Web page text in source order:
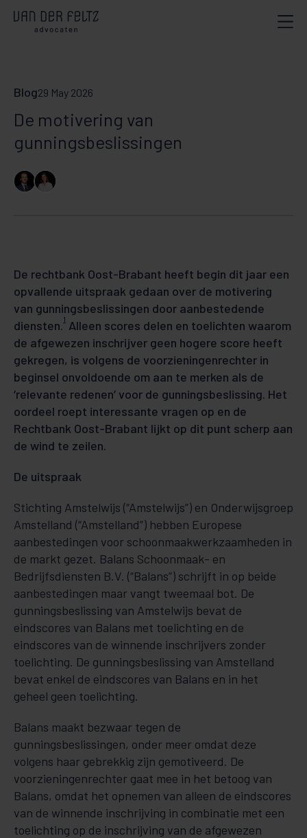
Blog29 May 2026
De motivering van
gunningsbeslissingen
De rechtbank Oost-Brabant heeft begin dit jaar een
opvallende uitspraak gedaan over de motivering
van gunningsbeslissingen door aanbestedende
diensten.1 Alleen scores delen en toelichten waarom
de afgewezen inschrijver geen hogere score heeft
gekregen, is volgens de voorzieningenrechter in
beginsel onvoldoende om aan te merken als de
‘relevante redenen’ voor de gunningsbeslissing. Het
oordeel roept interessante vragen op en de
Rechtbank Oost-Brabant lijkt op dit punt scherp aan
de wind te zeilen.
De uitspraak
Stichting Amstelwijs (“Amstelwijs”) en Onderwijsgroep
Amstelland (“Amstelland”) hebben Europese
aanbestedingen voor schoonmaakwerkzaamheden in
de markt gezet. Balans Schoonmaak- en
Bedrijfsdiensten B.V. (“Balans”) schrijft in op beide
aanbestedingen maar vangt tweemaal bot. De
gunningsbeslissing van Amstelwijs bevat de
eindscores van Balans met toelichting en de
eindscores van de winnende inschrijvers zonder
toelichting. De gunningsbeslissing van Amstelland
bevat enkel de eindscores van Balans en in het
geheel geen toelichting.
Balans maakt bezwaar tegen de
gunningsbeslissingen, onder meer omdat deze
volgens haar gebrekkig zijn gemotiveerd. De
voorzieningenrechter gaat mee in het betoog van
Balans, omdat het opnemen van alleen de eindscores
van de winnende inschrijving in combinatie met een
toelichting op de inschrijving van de afgewezen